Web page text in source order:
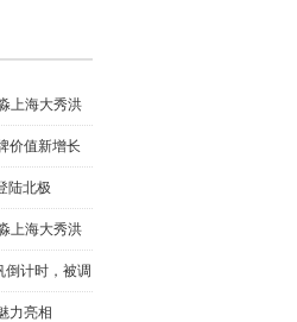
上海大秀洪
价值新增长
陆北极
上海大秀洪
倒计时，被调
力亮相